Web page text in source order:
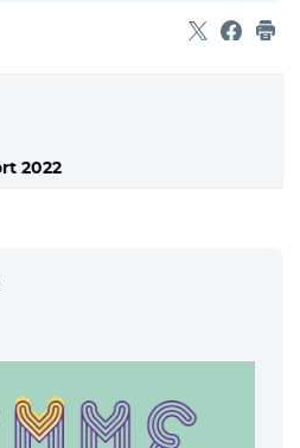
Partager
- Nouvelle
-
2022